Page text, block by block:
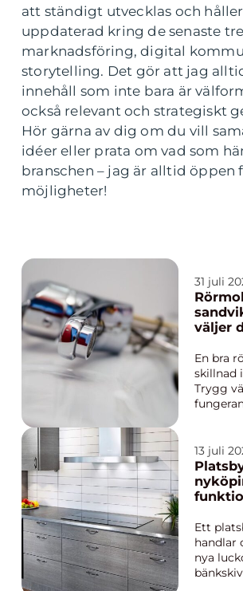
att ständigt utvecklas och
uppdaterad kring de senaste
marknadsföring, digital
storytelling. Det gör att jag
innehåll som inte bara är
också relevant och strategiskt
Hör gärna av dig om du vill
idéer eller prata om vad som
branschen – jag är alltid öppen
möjligheter!
31 juli
väljer
och
En bra
skillnad
Trygg
ett hus
För den
det kan
veta
passar...
13 juli
nyköping
möts
Ett
handlar
nya